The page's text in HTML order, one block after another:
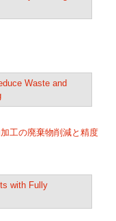
工の廃棄物削減と精度